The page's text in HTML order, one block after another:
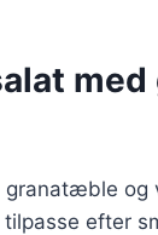
efter